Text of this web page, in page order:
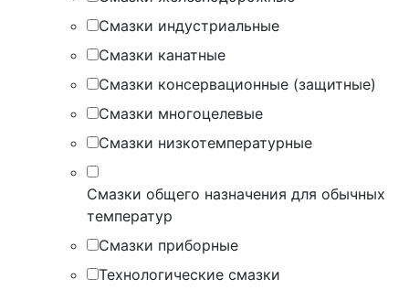
Смазки индустриальные
Смазки канатные
Смазки консервационные (защитные)
Смазки многоцелевые
Смазки низкотемпературные
Смазки общего назначения для обычных
температур
Смазки приборные
Технологические смазки